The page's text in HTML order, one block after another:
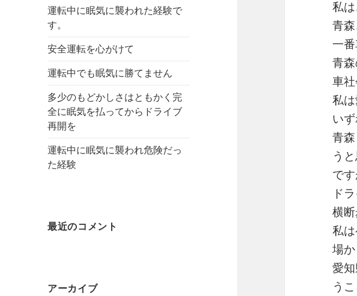
運転中に眠気に襲われた経験で
す。
安全運転を心がけて
運転中でも眠気に勝てません
多少のもどかしさはともかく完
全に眠気を払ってからドライブ
再開を
運転中に眠気に襲われ危険だっ
た経験
最近のコメント
アーカイブ
私
青
一
青
車
私
い
青
う
で
ド
横
私
場
愛
う